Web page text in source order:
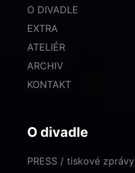
O DIVADLE
EXTRA
ATELIÉR
ARCHIV
KONTAKT
O divadle
PRESS / tiskové zprávy